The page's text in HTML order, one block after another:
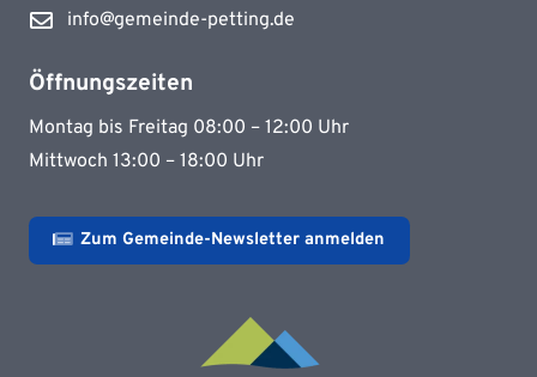
info@gemeinde-petting.de
Öffnungszeiten
Montag bis Freitag 08:00 – 12:00 Uhr
Mittwoch 13:00 – 18:00 Uhr
Zum Gemeinde-Newsletter anmelden